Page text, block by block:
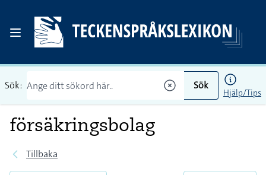
Sök: Sök
Hjälp/Tips
försäkringsbolag
Tillbaka